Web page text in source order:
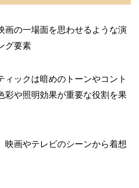
画の一場面を思わせるような演
グ要素
ィックは暗めのトーンやコント
彩や照明効果が重要な役割を果
映画やテレビのシーンから着想